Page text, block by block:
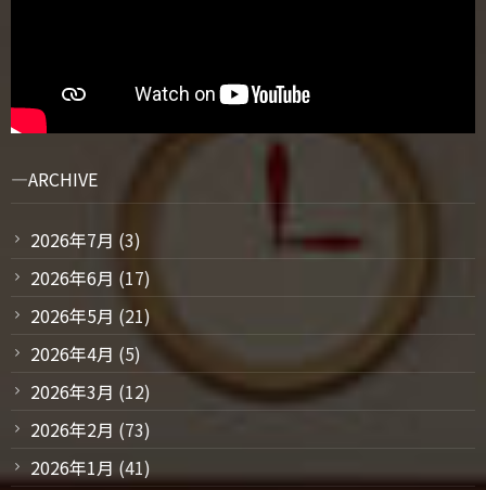
ARCHIVE
2026年7月 (3)
2026年6月 (17)
2026年5月 (21)
2026年4月 (5)
2026年3月 (12)
2026年2月 (73)
2026年1月 (41)